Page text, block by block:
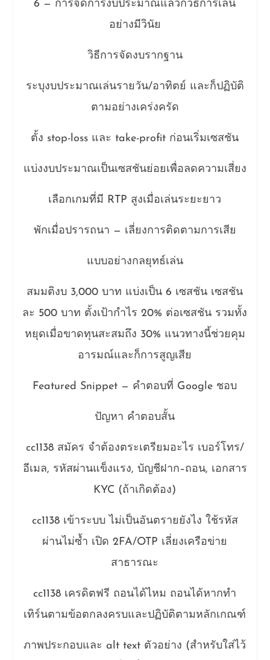
6 — การจัดการงบประมาณแล้วก็วิธีการเล่น
อย่างมีวินัย
วิธีการจัดงบรากฐาน
ระบุงบประมาณเล่นรายวัน/อาทิตย์ และก็ปฏิบัติ
ตามอย่างเคร่งครัด
ตั้ง stop-loss และ take-profit ก่อนเริ่มเซสชัน
แบ่งงบประมาณเป็นเซสชันย่อยเพื่อลดความเสี่ยง
เลือกเกมที่มี RTP สูงเมื่อเล่นระยะยาว
พักเมื่อปรารถนา — เลี่ยงการติดตามการเสีย
แบบอย่างกลยุทธ์เล่น
สมมติงบ 3,000 บาท แบ่งเป็น 6 เซสชัน เซสชัน
ละ 500 บาท ตั้งเป้ากำไร 20% ต่อเซสชัน รวมทั้ง
หยุดเมื่อขาดทุนสะสมถึง 30% แนวทางนี้ช่วยคุม
อารมณ์และก็การสูญเสีย
Featured Snippet — คำตอบที่ Google ชอบ
ปัญหา คำตอบสั้น
cc1138 สมัคร จำต้องตระเตรียมอะไร เบอร์โทร/
อีเมล, รหัสผ่านแข็งแรง, บัญชีฝาก–ถอน, เอกสาร
KYC (ถ้าเกิดต้อง)
cc1138 เข้าระบบ ไม่เป็นอันตรายยังไง ใช้รหัส
ผ่านไม่ซ้ำ เปิด 2FA/OTP เลี่ยงเครือข่าย
สาธารณะ
cc1138 เครดิตฟรี ถอนได้ไหม ถอนได้หากทำ
เทิร์นตามข้อตกลงครบและปฏิบัติตามหลักเกณฑ์
ภาพประกอบและ alt text ตัวอย่าง (สำหรับใส่ไว้